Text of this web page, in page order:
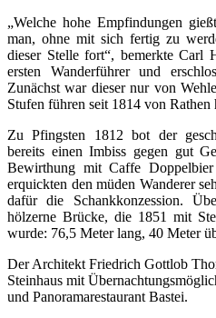
„Welche hohe Empfindungen
man, ohne mit sich fertig zu
dieser Stelle fort“, bemerkte Carl
ersten Wanderführer und
Zunächst war dieser nur von
Stufen führen seit 1814 von Rathen
Zu Pfingsten 1812 bot der
bereits einen Imbiss gegen gut
Bewirthung mit Caffe
erquickten den müden Wanderer
dafür die Schankkonzession.
hölzerne Brücke, die 1851 mit
wurde: 76,5 Meter lang, 40 Meter
Der Architekt Friedrich Gottlob
Steinhaus mit
und Panoramarestaurant Bastei.